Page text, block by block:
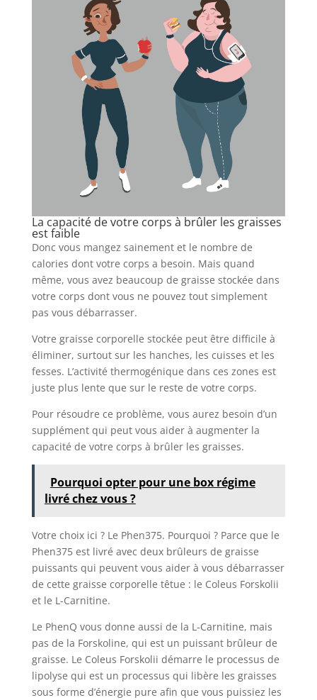
La capacité de votre corps à brûler les graisses
est faible
Donc vous mangez sainement et le nombre de
calories dont votre corps a besoin. Mais quand
même, vous avez beaucoup de graisse stockée dans
votre corps dont vous ne pouvez tout simplement
pas vous débarrasser.
Votre graisse corporelle stockée peut être difficile à
éliminer, surtout sur les hanches, les cuisses et les
fesses. L’activité thermogénique dans ces zones est
juste plus lente que sur le reste de votre corps.
Pour résoudre ce problème, vous aurez besoin d’un
supplément qui peut vous aider à augmenter la
capacité de votre corps à brûler les graisses.
Pourquoi opter pour une box régime
livré chez vous ?
Votre choix ici ? Le Phen375. Pourquoi ? Parce que le
Phen375 est livré avec deux brûleurs de graisse
puissants qui peuvent vous aider à vous débarrasser
de cette graisse corporelle têtue : le Coleus Forskolii
et le L-Carnitine.
Le PhenQ vous donne aussi de la L-Carnitine, mais
pas de la Forskoline, qui est un puissant brûleur de
graisse. Le Coleus Forskolii démarre le processus de
lipolyse qui est un processus qui libère les graisses
sous forme d’énergie pure afin que vous puissiez les